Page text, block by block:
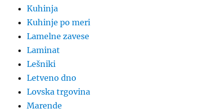
Kuhinja
Kuhinje po meri
Lamelne zavese
Laminat
Lešniki
Letveno dno
Lovska trgovina
Marende